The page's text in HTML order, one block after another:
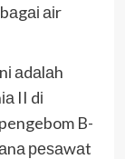
аіr
аdаlаh
II dі
B-
реѕаwаt